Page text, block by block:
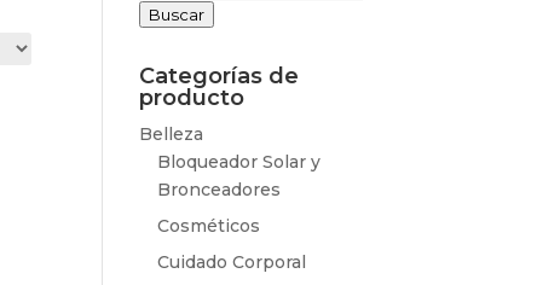
por:
Buscar
Categorías de
producto
Belleza
Bloqueador Solar y
Bronceadores
Cosméticos
Cuidado Corporal